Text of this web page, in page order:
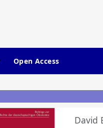
Open Access
David